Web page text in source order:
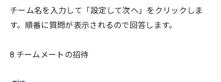
チーム名を入力して「設定して次へ」をクリックしま
す。順番に質問が表示されるので回答します。
8.チームメートの招待